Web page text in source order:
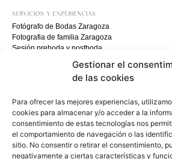
Gestionar el
de las cookies
Para ofrecer las mejores experiencias,
cookies para almacenar y/o acceder a la
consentimiento de estas tecnologías nos
el comportamiento de navegación o las
sitio. No consentir o retirar el consentimiento,
negativamente a ciertas características y
SERVICIOS Y EXPERIENCIAS
Fotógrafo de Bodas Zaragoza
Fotografia de familia Zaragoza
Sesión preboda y postboda
Sesión embarazo exterior
Fotógrafo de comunión Zaragoza
Sesión recien nacido lifestyle
Fotografia familiar
Zaragoza · Aragón · España
EVOQUE · Una nueva forma de vivir lo